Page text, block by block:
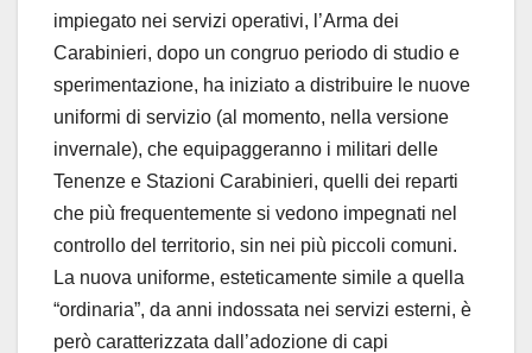
impiegato nei servizi operativi, l’Arma dei
Carabinieri, dopo un congruo periodo di studio e
sperimentazione, ha iniziato a distribuire le nuove
uniformi di servizio (al momento, nella versione
invernale), che equipaggeranno i militari delle
Tenenze e Stazioni Carabinieri, quelli dei reparti
che più frequentemente si vedono impegnati nel
controllo del territorio, sin nei più piccoli comuni.
La nuova uniforme, esteticamente simile a quella
“ordinaria”, da anni indossata nei servizi esterni, è
però caratterizzata dall’adozione di capi